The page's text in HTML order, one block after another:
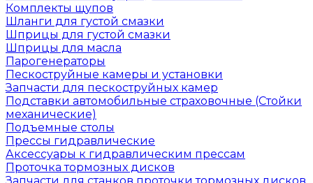
Комплекты щупов
Шланги для густой смазки
Шприцы для густой смазки
Шприцы для масла
Парогенераторы
Пескоструйные камеры и установки
Запчасти для пескоструйных камер
Подставки автомобильные страховочные (Стойки
механические)
Подъемные столы
Прессы гидравлические
Аксессуары к гидравлическим прессам
Проточка тормозных дисков